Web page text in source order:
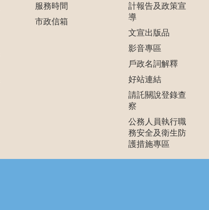
服務時間
市政信箱
計報告及政策宣
導
文宣出版品
影音專區
戶政名詞解釋
好站連結
請託關說登錄查
察
公務人員執行職
務安全及衛生防
護措施專區